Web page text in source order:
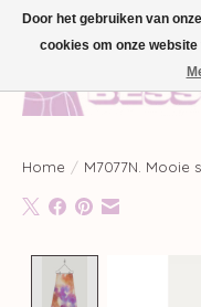
GRATIS VERZENDING VANAF
Home / M7077N. Mooie
Door het gebruiken van
cookies om onze